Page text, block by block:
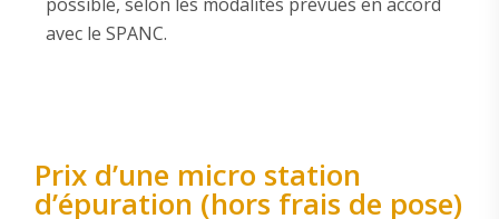
avec le SPANC.
Prix d’une micro station
d’épuration (hors frais de pose)